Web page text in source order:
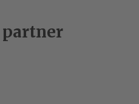
partner